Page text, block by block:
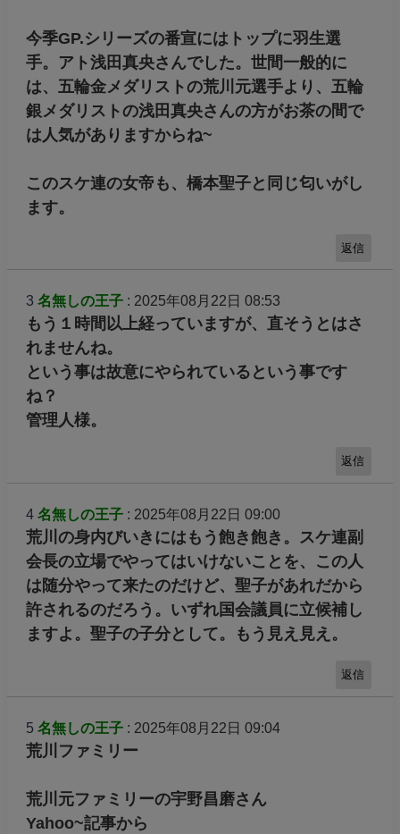
今季GP.シリーズの番宣にはトップに羽生選
手。アト浅田真央さんでした。世間一般的に
は、五輪金メダリストの荒川元選手より、五輪
銀メダリストの浅田真央さんの方がお茶の間で
は人気がありますからね~
このスケ連の女帝も、橋本聖子と同じ匂いがし
ます。
返信
3 名無しの王子: 2025年08月22日 08:53
もう１時間以上経っていますが、直そうとはさ
れませんね。
という事は故意にやられているという事です
ね？
管理人様。
返信
4 名無しの王子: 2025年08月22日 09:00
荒川の身内びいきにはもう飽き飽き。スケ連副
会長の立場でやってはいけないことを、この人
は随分やって来たのだけど、聖子があれだから
許されるのだろう。いずれ国会議員に立候補し
ますよ。聖子の子分として。もう見え見え。
返信
5 名無しの王子: 2025年08月22日 09:04
荒川ファミリー
荒川元ファミリーの宇野昌磨さん
Yahoo~記事から